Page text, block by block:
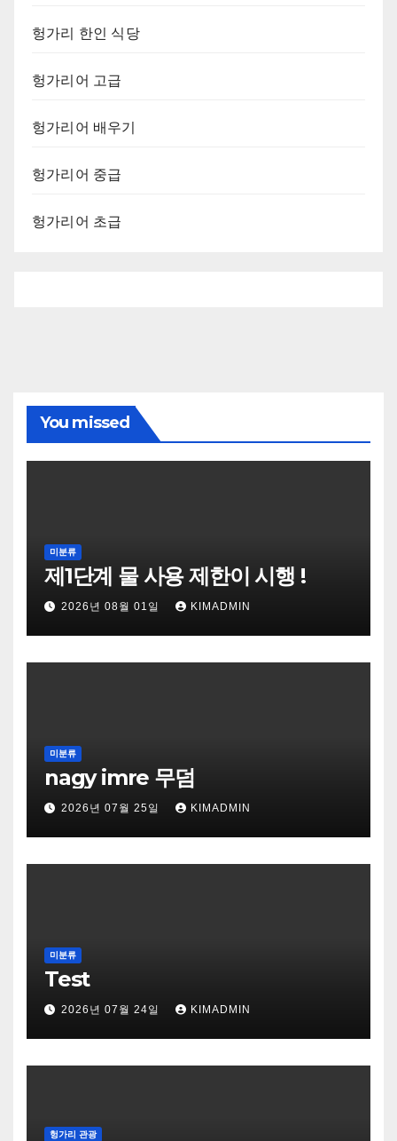
헝가리 한인 식당
헝가리어 고급
헝가리어 배우기
헝가리어 중급
헝가리어 초급
You missed
미분류
제1단계 물 사용 제한이 시행 !
2026년 08월 01일 KIMADMIN
미분류
nagy imre 무덤
2026년 07월 25일 KIMADMIN
미분류
Test
2026년 07월 24일 KIMADMIN
헝가리 관광